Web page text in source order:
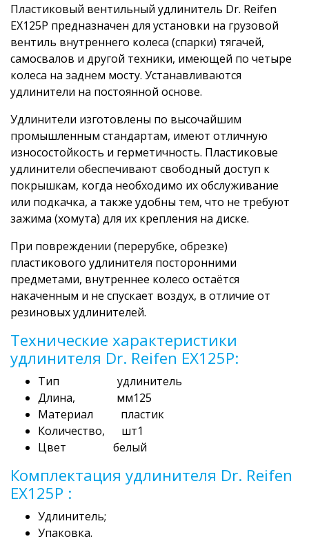
Пластиковый вентильный удлинитель Dr. Reifen
EX125P предназначен для установки на грузовой
вентиль внутреннего колеса (спарки) тягачей,
самосвалов и другой техники, имеющей по четыре
колеса на заднем мосту. Устанавливаются
удлинители на постоянной основе.
Удлинители изготовлены по высочайшим
промышленным стандартам, имеют отличную
износостойкость и герметичность. Пластиковые
удлинители обеспечивают свободный доступ к
покрышкам, когда необходимо их обслуживание
или подкачка, а также удобны тем, что не требуют
зажима (хомута) для их крепления на диске.
При повреждении (перерубке, обрезке)
пластикового удлинителя посторонними
предметами, внутреннее колесо остаётся
накаченным и не спускает воздух, в отличие от
резиновых удлинителей.
Технические характеристики
удлинителя Dr. Reifen EX125P:
Тип удлинитель
Длина, мм125
Материал пластик
Количество, шт1
Цвет белый
Комплектация удлинителя Dr. Reifen
EX125P :
Удлинитель;
Упаковка.